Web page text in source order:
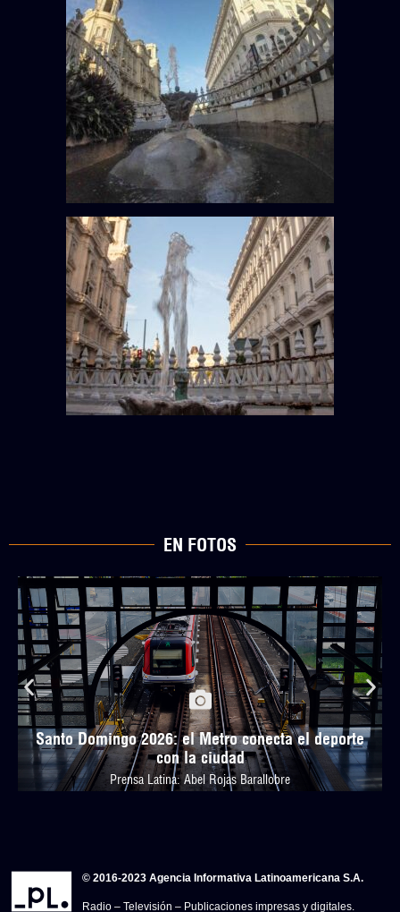
EN FOTOS
Santo Domingo 2026: el Metro conecta el deporte
con la ciudad
Prensa Latina: Abel Rojas Barallobre
© 2016-2023 Agencia Informativa Latinoamericana S.A.
Radio – Televisión – Publicaciones impresas y digitales.